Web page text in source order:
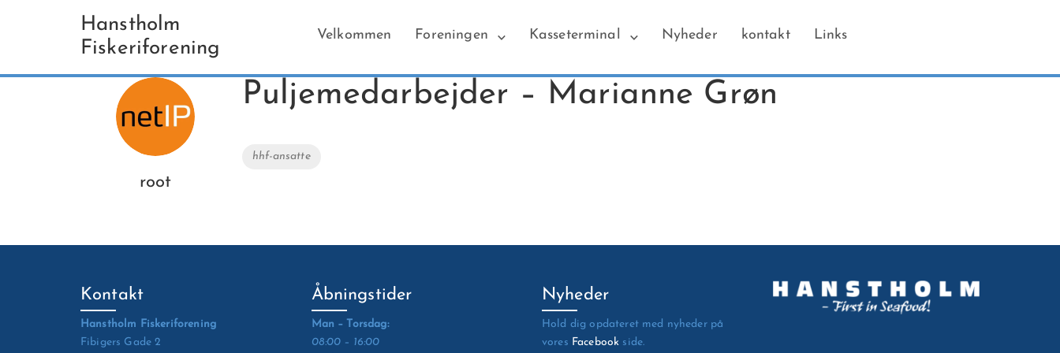
Hanstholm
Fiskeriforening
Velkommen Foreningen Kasseterminal Nyheder kontakt Links
root
Puljemedarbejder – Marianne Grøn
Tags
hhf-ansatte
Kontakt
Hanstholm Fiskeriforening
Fibigers Gade 2
Åbningstider
Man – Torsdag:
08:00 – 16:00
Nyheder
Hold dig opdateret med nyheder på
vores Facebook side.